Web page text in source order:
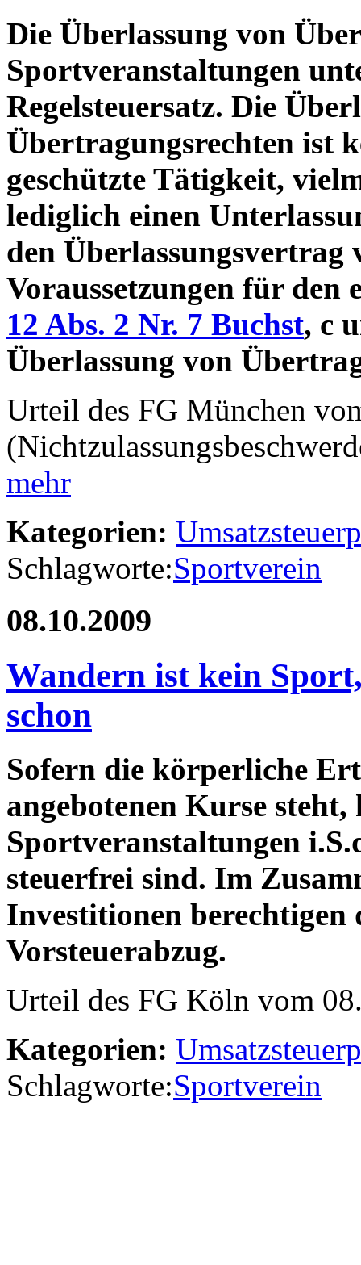
Die Überlassung von
Sportveranstaltungen
Regelsteuersatz. Die
Übertragungsrechten ist
geschützte Tätigkeit,
lediglich einen
den
Voraussetzungen für den
12 Abs. 2 Nr. 7 Buchst, c
Überlassung von
Urteil des FG München
mehr
Kategorien:
Schlagworte:Sportverein
08.10.2009
Wandern ist kein
schon
Sofern die körperliche
angebotenen Kurse steht,
Sportveranstaltungen
steuerfrei sind. Im
Investitionen berechtigen
Vorsteuerabzug.
Urteil des FG Köln vom
Kategorien:
Schlagworte:Sportverein